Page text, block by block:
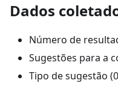
Dados
Número de
Sugestões para a
Tipo de sugestão